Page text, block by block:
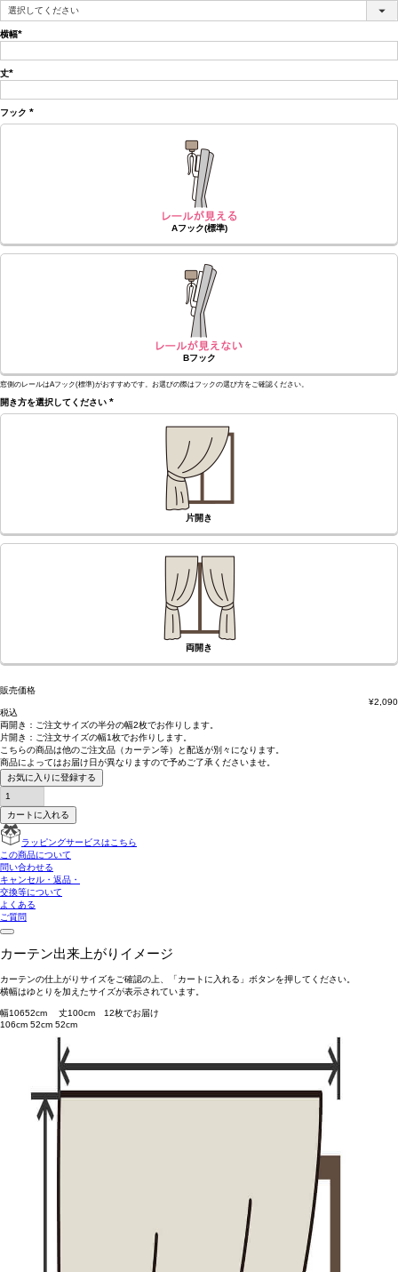
(必
須)
横幅
須)
丈
須)
フック
(必
Aフック(標準)
Bフック
窓側のレールはAフック(標準)がおすすめです。お選びの際はフックの選び方をご確認ください。
開き方を選択してください
(必
片開き
両開き
販売価格
¥2,090
税込
両開き： ご注文サイズの半分の幅2枚でお作りします。
片開き： ご注文サイズの幅1枚でお作りします。
こちらの商品は他のご注文品（カーテン等）と配送が別々 になります。
商品によってはお届け日が異なりますので予めご了承くださいませ。
お気に入りに登録する
カートに入れる
ラッピングサービスはこちら
この商品について
問い合わせる
キャンセル・返品・
交換等について
よくある
ご質問
カーテン出来上がりイメージ
カーテンの仕上がりサイズをご確認の上、「カートに入れる」ボタンを押してください。
横幅はゆとりを加えたサイズが表示されています。
幅10652cm 丈100cm 12枚でお届け
106cm 52cm 52cm